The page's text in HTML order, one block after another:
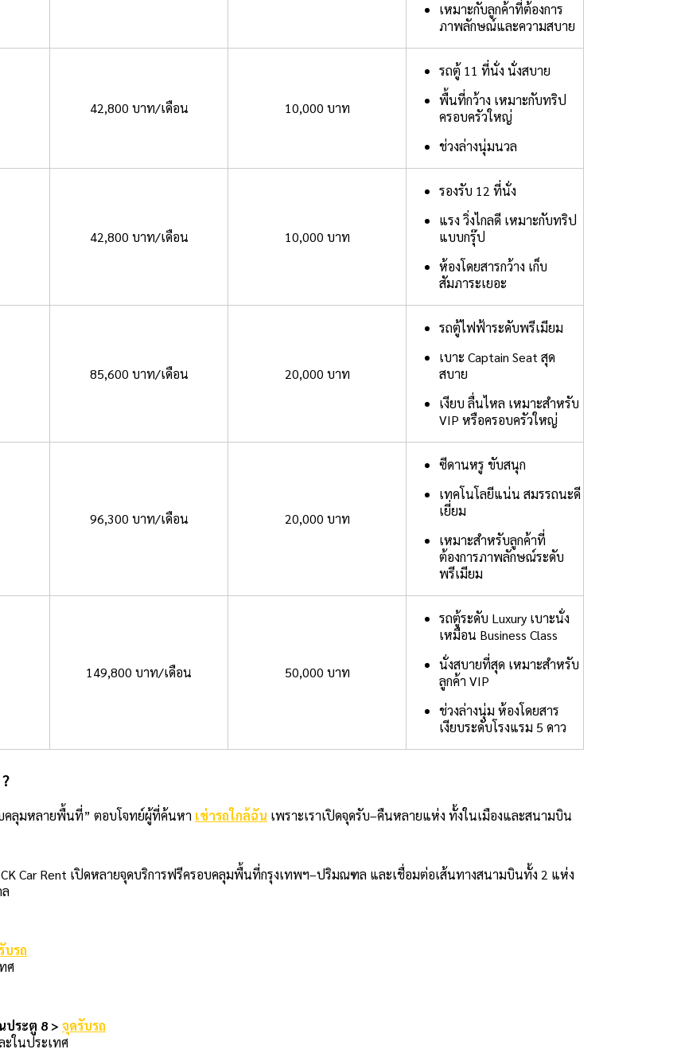
เหมาะกับลูกค้าที่ต้องการ
ภาพลักษณ์และความสบาย
42,800 บาท/เดือน 10,000 บาท
รถตู้ 11 ที่นั่ง นั่งสบาย
พื้นที่กว้าง เหมาะกับทริป
ครอบครัวใหญ่
ช่วงล่างนุ่มนวล
42,800 บาท/เดือน 10,000 บาท
รองรับ 12 ที่นั่ง
แรง วิ่งไกลดี เหมาะกับทริป
แบบกรุ๊ป
ห้องโดยสารกว้าง เก็บ
สัมภาระเยอะ
85,600 บาท/เดือน 20,000 บาท
รถตู้ไฟฟ้าระดับพรีเมียม
เบาะ Captain Seat สุด
สบาย
เงียบ ลื่นไหล เหมาะสำหรับ
VIP หรือครอบครัวใหญ่
96,300 บาท/เดือน 20,000 บาท
ซีดานหรู ขับสนุก
เทคโนโลยีแน่น สมรรถนะดี
เยี่ยม
เหมาะสำหรับลูกค้าที่
ต้องการภาพลักษณ์ระดับ
พรีเมียม
149,800 บาท/เดือน 50,000 บาท
รถตู้ระดับ Luxury เบาะนั่ง
เหมือน Business Class
นั่งสบายที่สุด เหมาะสำหรับ
ลูกค้า VIP
ช่วงล่างนุ่ม ห้องโดยสาร
เงียบระดับโรงแรม 5 ดาว
บคลุมหลายพื้นที่” ตอบโจทย์ผู้ที่ค้นหา เช่ารถใกล้ฉัน เพราะเราเปิดจุดรับ–คืนหลายแห่ง ทั้งในเมืองและสนามบิน
CK Car Rent เปิดหลายจุดบริการฟรีครอบคลุมพื้นที่กรุงเทพฯ–ปริมณฑล และเชื่อมต่อเส้นทางสนามบินทั้ง 2 แห่ง
บรถ
ศ
ประตู 8 > จุดรับรถ
ะในประเทศ